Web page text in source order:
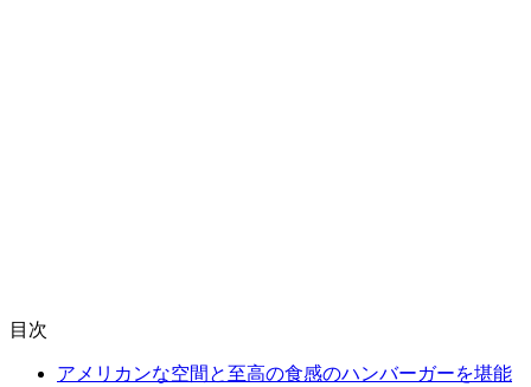
目次
アメリカンな空間と至高の食感のハンバーガーを堪能